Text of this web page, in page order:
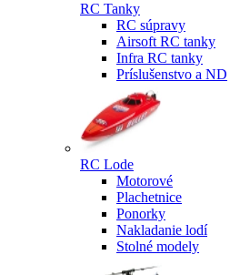
RC Tanky
RC súpravy
Airsoft RC tanky
Infra RC tanky
Príslušenstvo a ND
RC Lode
Motorové
Plachetnice
Ponorky
Nakladanie lodí
Stolné modely